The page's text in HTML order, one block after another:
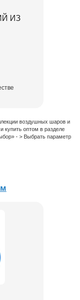
ИЗ
воздушных шаров и
купить оптом в разделе
- > Выбрать параметр